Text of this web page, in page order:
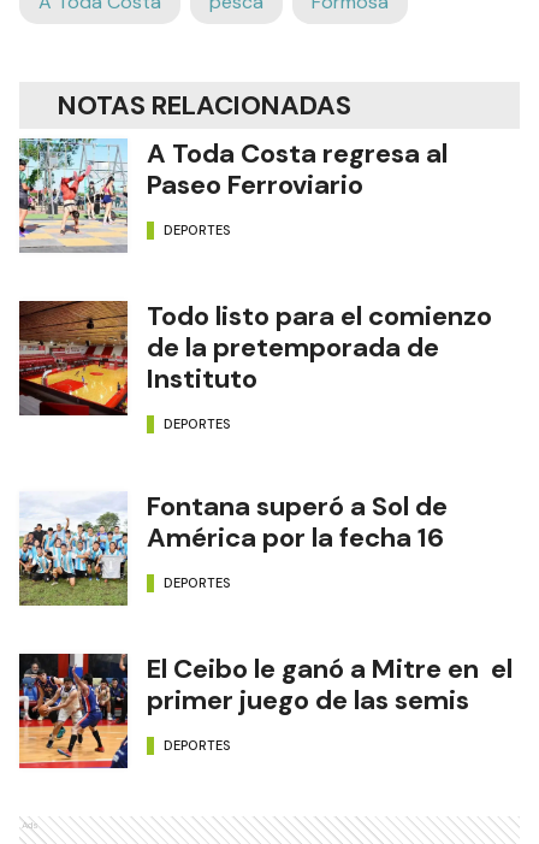
NOTAS RELACIONADAS
A Toda Costa regresa al
Paseo Ferroviario
DEPORTES
Todo listo para el comienzo
de la pretemporada de
Instituto
DEPORTES
Fontana superó a Sol de
América por la fecha 16
DEPORTES
El Ceibo le ganó a Mitre en el
primer juego de las semis
DEPORTES
Ads